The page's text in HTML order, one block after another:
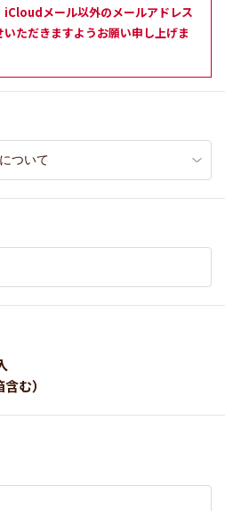
iCloudメール以外のメールアドレス
ただきますようお願い申し上げま
む）